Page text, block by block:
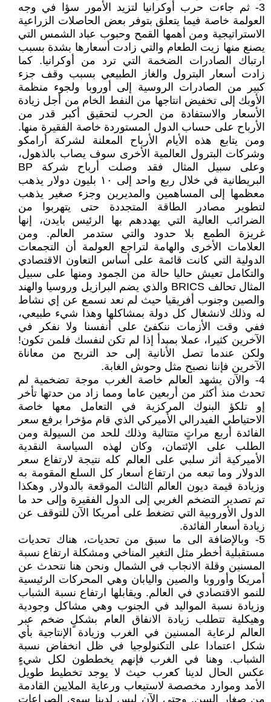
3- ثم جاءت حرب أوكرانيا لتزيد الأمور سؤا في وجه
العولمة خاصة فيما يتعلق بتوفر بعض الحاصلات الزراعية
الاستراتيجية ومن أهمها القمح وحبوب عباد الشمس التي
يصنع منها زيت الطعام والتي زادت أسعارها بشدة بسبب
ارتباك الصادرات الضخمة التي ترد من أوكرانيا. كما
زادت أسعار البترول والغاز الطبيعي بسبب وقف جزء
كبير من الصادرات الروسية إلى أوروبا ولجوء منظمة
الأوبك إلى تخفيض انتاجها من النفط الخام من أجل زيادة
الأسعار والاستفادة من الحرب لتحقيق أكبر قدر من
الأرباح على حساب الدول المستوردة خاصة الفقيرة منها.
ومن يتابع هذه الأيام الأرباح المعلنة لشركة أرامكو
وشركات البترول العالمية الأخرى سوف يصاب بالذهول،
وعلى سبيل المثال فقد وصلت أرباح شركة BP
البريطانية في خلال ربع واحد إلى ١٠ بليون دولار يذهب
معظمها إلى المساهمين والمديرين وجزء صغير يذهب
لتطوير مصادر الطاقة المتجددة حتى يتهربوا من
الضرائب العالية التي يهددهم بها الرئيس بايدن، إنها
غريزة الطمع بلا حدود والتي ستدمر العالم. ومن
العلامات الأخرى والهامة لتراجع العولمة أن التجمعات
الدولية التي كانت قائمة على أساس التعاون الاقتصادي
والتكامل تعيش حاليا حالة من الجمود ومنها على سبيل
المثال تحالف BRICS والذي يضم البرازيل وروسيا والهند
والصين وجنوب أفريقيا حيث لم نعد نسمع عن إي نشاط
له وذلك لانشغال كل دولة بمشاكلها وهذا شيء طبيعي،
ففي وقت الأزمات ننكفئ على أنفسنا ولا نفكر في
الآخرين كثيرا، عملا بمبدأ إذا لم تكن لنفسك فلمن تكون!
ولكن عندما تصل الأنانية إلى حد التربح من معاناة
الآخرين فإننا نصبح مثل وحوش الغابة.
4- والآن يشهد العالم خاصة الغرب موجة تضخمية لم
تحدث منذ أكثر من أربعين عاما ومما زاد من حدتها تأخر
إو تلكؤ البنوك المركزية في التعامل معها خاصة
الاحتياطي الفيدرالي الأميركي الذي قام مؤخرا برفع سعر
الفائدة أربع مراتٍ متتالية وذلك للحد من السيولة ومن
الطلب على الإئتمان، وكان لهذه السياسة النقدية
الأميركية أثر سلبي على العالم كله نتيجة لارتفاع سعر
الدولار وما تبعه من ارتفاع أسعار كل السلع المقومة به
وزيادة قيمة ديون العالم الثالث الموقعة بالدولار, وهكذا
تم تصدير التضخم الغربي إلى الدول الفقيرة وإلى حد ما
الدول الأوروبية التي تضغط على أمريكا الآن للتوقف عن
زيادة أسعار الفائدة.
5- وبالإضافة الى ما سبق من تحديات، هناك تحديات
مستقبلية أخطر مثل التغير المناخي ومشكلة ارتفاع نسبة
المسنين وقلة الانجاب في الشمال ونحن هنا نتحدث عن
أمريكا وأوروبا والصين واليابان وهي المحركات الرئيسية
للنمو الاقتصادي في العالم. ويقابلها ارتفاع نسبة الشباب
وزيادة نسبة المواليد في الجنوب وهي مشاكل وجودية
وهيكلية تتطلب زيادة الانفاق العام بشكلٍ ضخم عبر
العالم لرعاية المسنين في الغرب وزيادة الإنتاجية بأي
شكل اعتمادا على التكنولوجيا في ظل انخفاض نسبة
الشباب. وهنا في الغرب فإنهم يخططون لكل شيءٍ
عكس الحال لدينا كعرب حيث لا يوجد تخطيط طويل
الأمد وموارد مخصصة لاستيعاب ورعاية الملايين القادمة
من صغار السن. وحتى الآن ليس لدينا سوى الصراعات